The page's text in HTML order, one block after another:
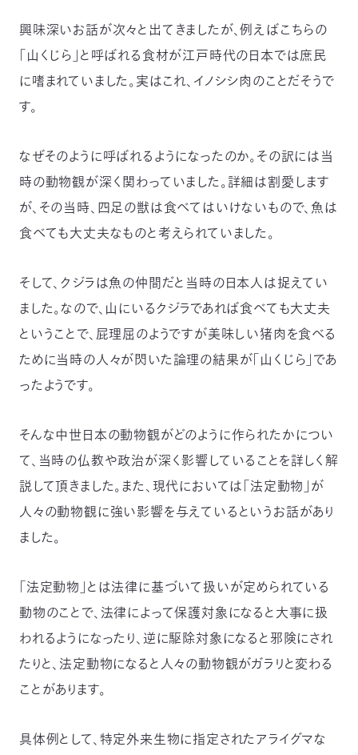
興味深いお話が次々と出てきましたが、例えばこちらの
「山くじら」と呼ばれる食材が江戸時代の日本では庶民
に嗜まれていました。実はこれ、イノシシ肉のことだそうで
す。
なぜそのように呼ばれるようになったのか。その訳には当
時の動物観が深く関わっていました。詳細は割愛します
が、その当時、四足の獣は食べてはいけないもので、魚は
食べても大丈夫なものと考えられていました。
そして、クジラは魚の仲間だと当時の日本人は捉えてい
ました。なので、山にいるクジラであれば食べても大丈夫
ということで、屁理屈のようですが美味しい猪肉を食べる
ために当時の人々が閃いた論理の結果が「山くじら」であ
ったようです。
そんな中世日本の動物観がどのように作られたかについ
て、当時の仏教や政治が深く影響していることを詳しく解
説して頂きました。また、現代においては「法定動物」が
人々の動物観に強い影響を与えているというお話があり
ました。
「法定動物」とは法律に基づいて扱いが定められている
動物のことで、法律によって保護対象になると大事に扱
われるようになったり、逆に駆除対象になると邪険にされ
たりと、法定動物になると人々の動物観がガラリと変わる
ことがあります。
具体例として、特定外来生物に指定されたアライグマな